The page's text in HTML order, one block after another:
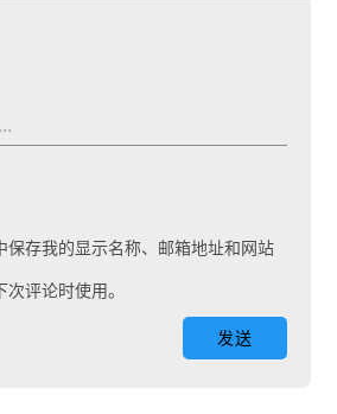
保存我的显示名称、邮箱地址和网站
评论时使用。